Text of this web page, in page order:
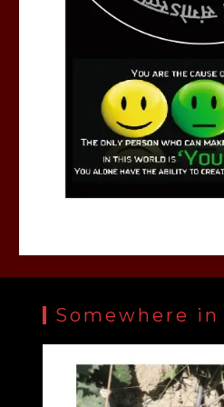
Somewhere in
ऋषभ क्रिकेट एकेडमी में चल रहे
में बृहस्पतिवार को